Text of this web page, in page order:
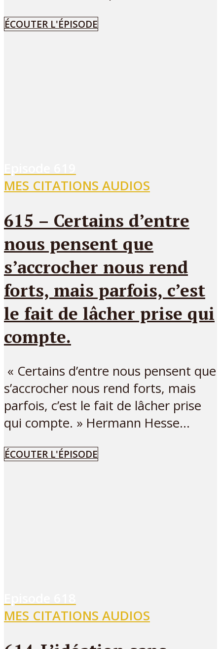
ÉCOUTER L'ÉPISODE
MES CITATIONS AUDIOS
615 – Certains d’entre
nous pensent que
s’accrocher nous rend
forts, mais parfois, c’est
le fait de lâcher prise qui
compte.
« Certains d’entre nous pensent que
s’accrocher nous rend forts, mais
parfois, c’est le fait de lâcher prise
qui compte. » Hermann Hesse...
ÉCOUTER L'ÉPISODE
MES CITATIONS AUDIOS